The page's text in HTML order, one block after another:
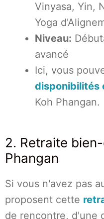
Vinyasa, Yin,
Yoga
Niveau:
avancé
Ici, vous
disponibilités
Koh Phangan.
2. Retraite
Phangan
Si vous n'avez pas
proposent cette
de rencontre, d'une